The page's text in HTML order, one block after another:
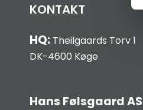
KONTAKT
HQ:Theilgaards Torv 1
DK-4600 Køge
Hans Følsgaard AS